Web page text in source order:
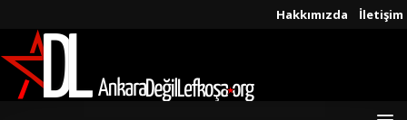
Hakkımızda İletişim